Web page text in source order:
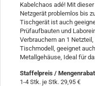
Kabelchaos adé! Mit
Netzgerät problemlos bis
Tischgerät ist auch
Prüfaufbauten und
Verbrauchern an 1
Tischmodell, geeignet
Metallgehäuse, Ideal für
Staffelpreis /
1-4 Stk. je Stk. 29,95 €